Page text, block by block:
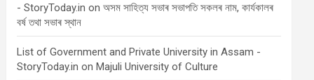
- StoryToday.in onঅসম সাহিত্য সভাৰ সভাপতি সকলৰ নাম, কাৰ্যকালৰ
বৰ্ষ তথা সভাৰ স্থান
List of Government and Private University in Assam -
StoryToday.in onMajuli University of Culture